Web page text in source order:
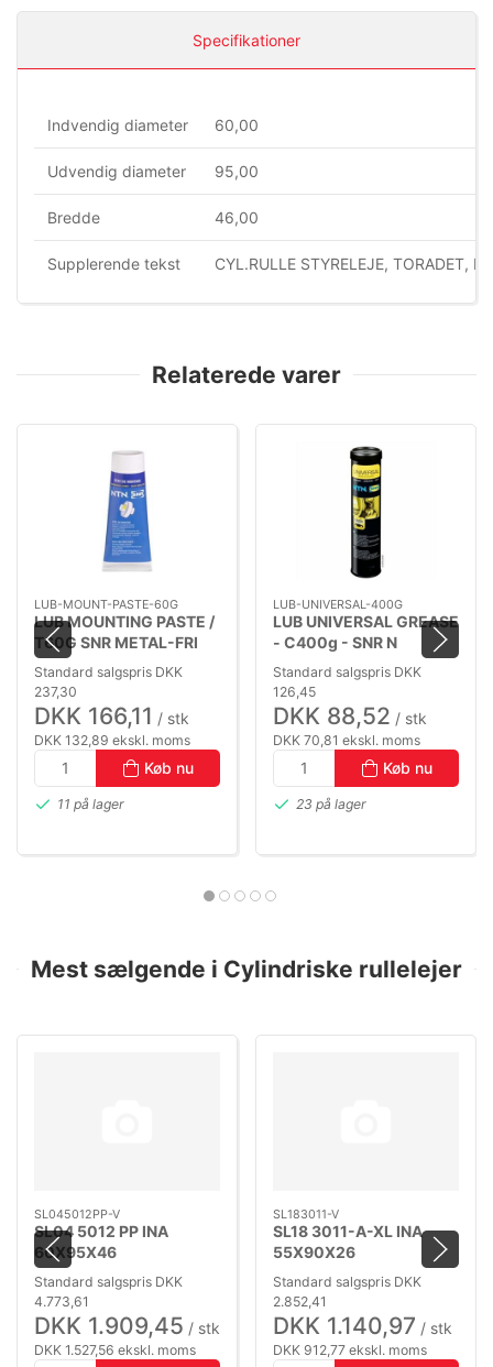
Specifikationer
Indvendig diameter 60,00
Udvendig diameter 95,00
Bredde 46,00
Supplerende tekst CYL.RULLE STYRELEJE, TORADET,
Relaterede varer
LUB-MOUNT-PASTE-60G
LUB MOUNTING PASTE /
T60G SNR METAL-FRI
MONTAGE PASTA (-30
TO +145°C)
Standard salgspris DKK
237,30
DKK 166,11 / stk
DKK 132,89 ekskl. moms
Køb nu
11 på lager
LUB-UNIVERSAL-400G
LUB UNIVERSAL GREASE
- C400g - SNR N
UNIVERSAL FEDT (-20
TO +120°C)
Standard salgspris DKK
126,45
DKK 88,52 / stk
DKK 70,81 ekskl. moms
Køb nu
23 på lager
Mest sælgende i Cylindriske rullelejer
SL045012PP-V
SL04 5012 PP INA
60X95X46
(NNF5012A.2LSV)
Standard salgspris DKK
4.773,61
DKK 1.909,45 / stk
DKK 1.527,56 ekskl. moms
SL183011-V
SL18 3011-A-XL INA
55X90X26
Standard salgspris DKK
2.852,41
DKK 1.140,97 / stk
DKK 912,77 ekskl. moms